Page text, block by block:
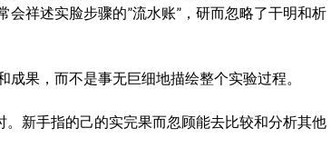
祥述实脸步骤的”流水账”，研而忽略了干明和析
果，而不是事无巨细地描绘整个实验过程。
。新手指的己的实完果而忽顾能去比较和分析其他